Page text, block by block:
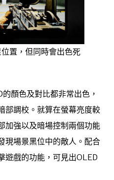
置，但同時會出色死
顏色及對比都非常出色，
部調校。就算在螢幕亮度較
加強以及暗場控制兩個功能
現場景黑位中的敵人。配合
遊戲的功能，可見出OLED